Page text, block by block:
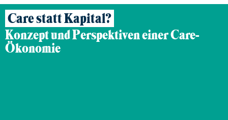
Care statt Kapital?
Konzept und Perspektiven einer Care-
Ökonomie